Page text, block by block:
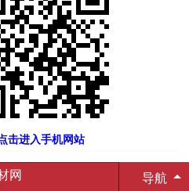
击进入手机网站
网 导航